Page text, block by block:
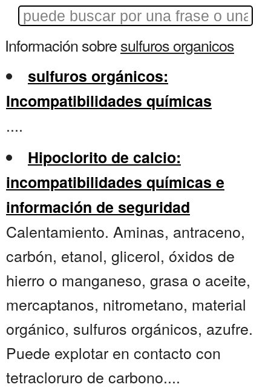
Información sobresulfuros organicos
sulfuros orgánicos:
Incompatibilidades químicas
....
Hipoclorito de calcio:
incompatibilidades químicas e
información de seguridad
Calentamiento. Aminas, antraceno,
carbón, etanol, glicerol, óxidos de
hierro o manganeso, grasa o aceite,
mercaptanos, nitrometano, material
orgánico, sulfuros orgánicos, azufre.
Puede explotar en contacto con
tetracloruro de carbono....